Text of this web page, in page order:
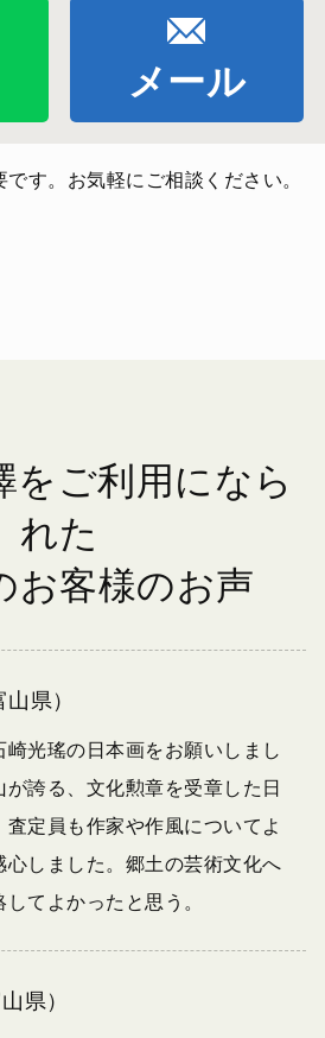
メール
す。お気軽にご相談ください。
をご利用になら
れた
お客様のお声
県）
光瑤の日本画をお願いしまし
誇る、文化勲章を受章した日
定員も作家や作風についてよ
心しました。郷土の芸術文化へ
てよかったと思う。
県）